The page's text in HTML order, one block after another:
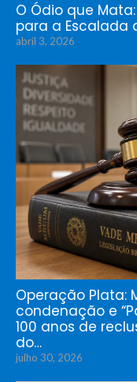
O Ódio que
para a Escalada
abril 3, 2026
Operação Plata:
condenação e
100 anos de
do…
julho 30, 2026